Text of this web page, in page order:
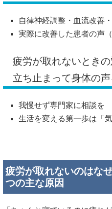
自律神経調整・血流改善
実際に改善した患者の声
疲労が取れないとき
立ち止まって身体の声
我慢せず専門家に相談を
生活を変える第一歩は「
疲労が取れないのはな
つの主な原因